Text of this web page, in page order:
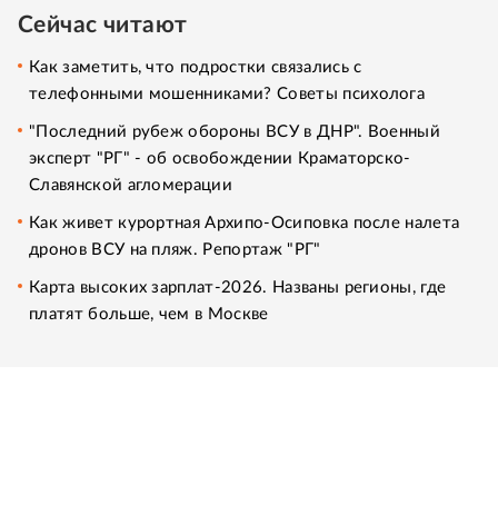
Сейчас читают
Как заметить, что подростки связались с
телефонными мошенниками? Советы психолога
"Последний рубеж обороны ВСУ в ДНР". Военный
эксперт "РГ" - об освобождении Краматорско-
Славянской агломерации
Как живет курортная Архипо-Осиповка после налета
дронов ВСУ на пляж. Репортаж "РГ"
Карта высоких зарплат-2026. Названы регионы, где
платят больше, чем в Москве